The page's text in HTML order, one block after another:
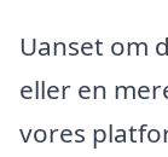
Uanset om
eller en
vores